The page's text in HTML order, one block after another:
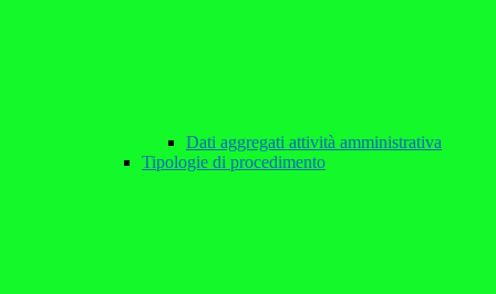
Dati aggregati attività amministrativa
Tipologie di procedimento